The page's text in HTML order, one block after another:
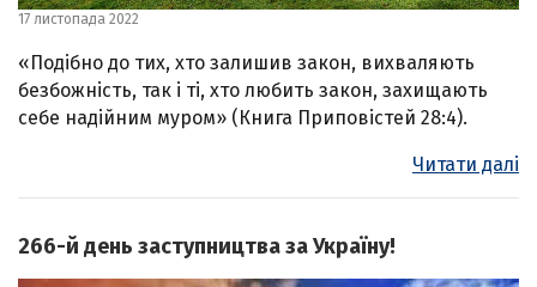
17 листопада 2022
«Подібно до тих, хто залишив закон, вихваляють
безбожність, так і ті, хто любить закон, захищають
себе надійним муром» (Книга Приповістей 28:4).
Читати далі
266-й день заступництва за Україну!